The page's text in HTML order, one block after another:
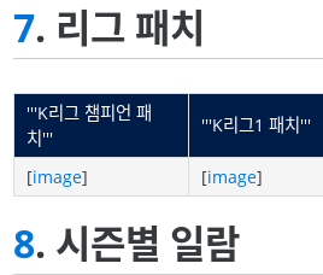
7. 리그 패치
'''K리그 챔피언 패
치'''
'''K리그1 패치'''
[image] [image]
8. 시즌별 일람